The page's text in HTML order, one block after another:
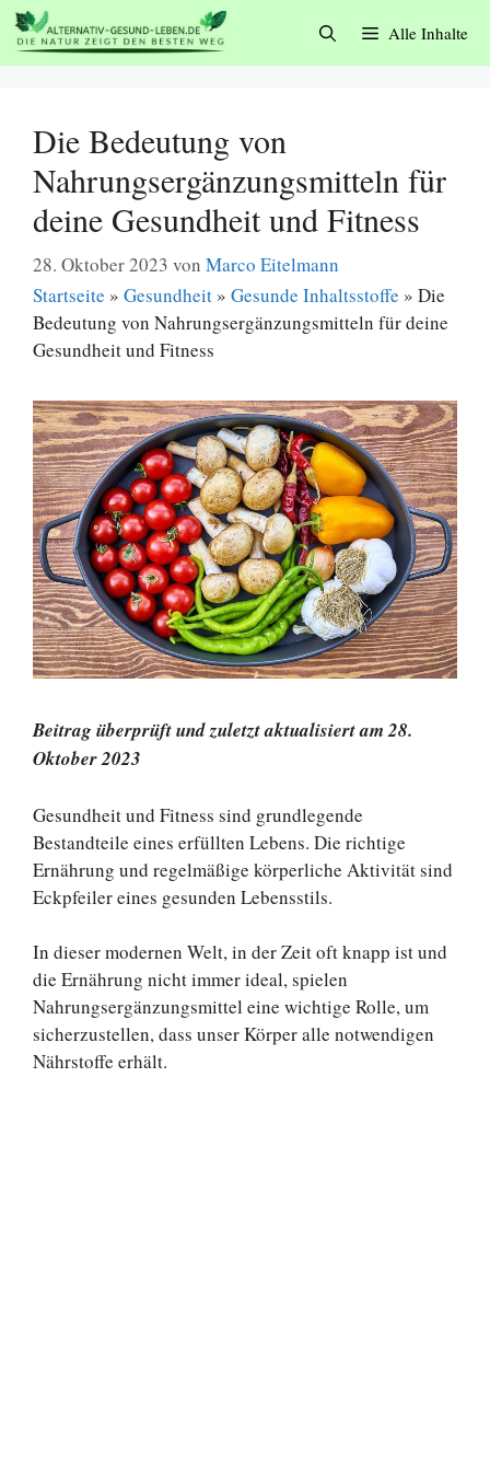
Zum
Inhalt
springen
Alle Inhalte
Die Bedeutung von
Nahrungsergänzungsmitteln für
deine Gesundheit und Fitness
28. Oktober 2023 von Marco Eitelmann
Startseite » Gesundheit » Gesunde Inhaltsstoffe » Die
Bedeutung von Nahrungsergänzungsmitteln für deine
Gesundheit und Fitness
Beitrag überprüft und zuletzt aktualisiert am 28.
Oktober 2023
Gesundheit und Fitness sind grundlegende
Bestandteile eines erfüllten Lebens. Die richtige
Ernährung und regelmäßige körperliche Aktivität sind
Eckpfeiler eines gesunden Lebensstils.
In dieser modernen Welt, in der Zeit oft knapp ist und
die Ernährung nicht immer ideal, spielen
Nahrungsergänzungsmittel eine wichtige Rolle, um
sicherzustellen, dass unser Körper alle notwendigen
Nährstoffe erhält.